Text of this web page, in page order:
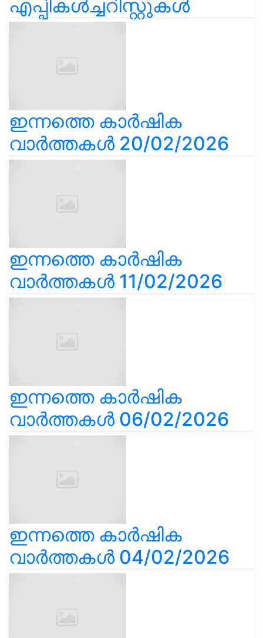
എപ്പികൾച്ചറിസ്റ്റുകൾ
ഇന്നത്തെ കാർഷിക
വാർത്തകൾ 20/02/2026
ഇന്നത്തെ കാർഷിക
വാർത്തകൾ 11/02/2026
ഇന്നത്തെ കാർഷിക
വാർത്തകൾ 06/02/2026
ഇന്നത്തെ കാർഷിക
വാർത്തകൾ 04/02/2026